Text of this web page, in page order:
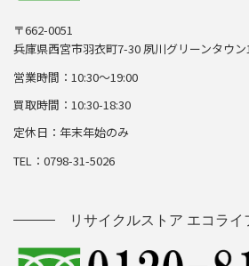
〒662-0051
兵庫県西宮市羽衣町7-30 夙川グリーンタウン
営業時間：10:30～19:00
買取時間：10:30-18:30
定休日：年末年始のみ
TEL：0798-31-5026
リサイクルストア エコライ